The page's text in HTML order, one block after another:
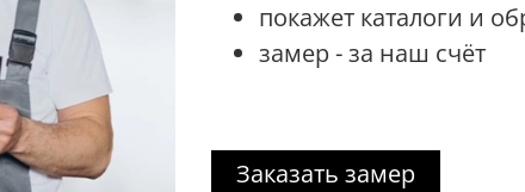
покажет каталоги и
замер - за наш счёт
Заказать замер